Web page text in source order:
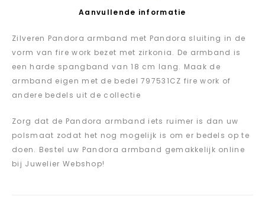
Aanvullende informatie
Zilveren Pandora armband met Pandora sluiting in de
vorm van fire work bezet met zirkonia. De armband is
een harde spangband van 18 cm lang. Maak de
armband eigen met de bedel 797531CZ fire work of
andere bedels uit de collectie
Zorg dat de Pandora armband iets ruimer is dan uw
polsmaat zodat het nog mogelijk is om er bedels op te
doen. Bestel uw Pandora armband gemakkelijk online
bij Juwelier Webshop!